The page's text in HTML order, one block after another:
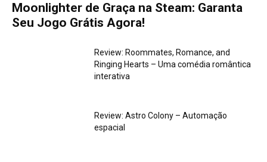
Moonlighter de Graça na Steam: Garanta
Seu Jogo Grátis Agora!
Review: Roommates, Romance, and
Ringing Hearts – Uma comédia romântica
interativa
Review: Astro Colony – Automação
espacial